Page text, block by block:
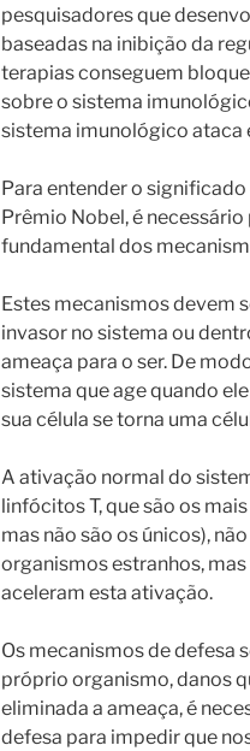
pesquisadores que
baseadas na inibição da
terapias conseguem
sobre o sistema
sistema imunológico ataca
Para entender o
Prêmio Nobel, é
fundamental dos
Estes mecanismos devem
invasor no sistema ou
ameaça para o ser. De
sistema que age quando
sua célula se torna uma
A ativação normal do
linfócitos T, que são os
mas não são os únicos),
organismos estranhos,
aceleram esta ativação.
Os mecanismos de defesa
próprio organismo, danos
eliminada a ameaça, é
defesa para impedir que